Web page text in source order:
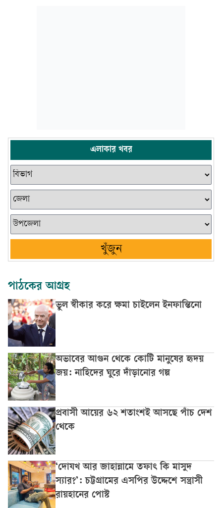
এলাকার খবর
খুঁজুন
পাঠকের আগ্রহ
ভুল স্বীকার করে ক্ষমা চাইলেন ইনফান্তিনো
অভাবের আগুন থেকে কোটি মানুষের হৃদয়
জয়: নাহিদের ঘুরে দাঁড়ানোর গল্প
প্রবাসী আয়ের ৬২ শতাংশই আসছে পাঁচ দেশ
থেকে
‘দোযখ আর জাহান্নামে তফাৎ কি মাসুদ
স্যার?’: চট্টগ্রামের এসপির উদ্দেশে সন্ত্রাসী
রায়হানের পোস্ট